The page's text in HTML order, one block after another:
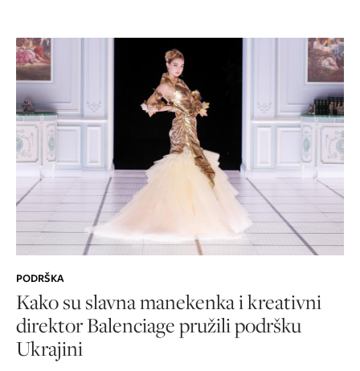
PODRŠKA
Kako su slavna manekenka i kreativni
direktor Balenciage pružili podršku
Ukrajini